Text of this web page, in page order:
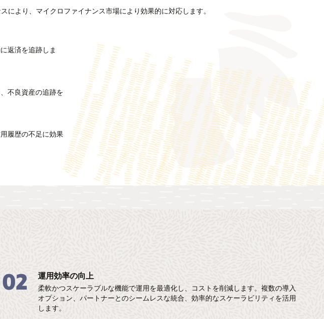
により、マイクロファイナンス市場により効果的に対応します。
返済を追跡しま
不良資産の追跡を
履歴の不足に効果
ビスを実現しま
を支援します。
の取引サポート機
域幅運用のサポー
ター作成、グルー
かる時間を短縮
よび承認します。
サードパーティ/
を推進します。
。ビジネスの成長
02 運用効率の向上
柔軟かつスケーラブルな機能で運用を最適化し、コストを削減します。複数の導入
オプション、パートナーとのシームレスな統合、効率的なスケーラビリティを活用
します。